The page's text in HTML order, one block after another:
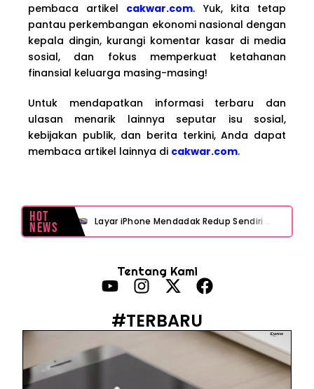
pembaca artikel cakwar.com. Yuk, kita tetap
pantau perkembangan ekonomi nasional dengan
kepala dingin, kurangi komentar kasar di media
sosial, dan fokus memperkuat ketahanan
finansial keluarga masing-masing!
Untuk mendapatkan informasi terbaru dan
ulasan menarik lainnya seputar isu sosial,
kebijakan publik, dan berita terkini, Anda dapat
membaca artikel lainnya di cakwar.com.
Hot
News Layar iPhone Mendadak Redup Sendiri Padahal Auto-Brightness Mati? Ini Penyebab & Solusinya!
Prabowo Sebut ‘Londo Ireng’, Ray Rangkuti Desak DPR Bersikap, Ini Ulasan Politiknya
MAKI Soroti Penahanan Eks Jampidsus Febrie Adriansyah Tanpa Rompi Pink
Tentang Kami
#TERBARU